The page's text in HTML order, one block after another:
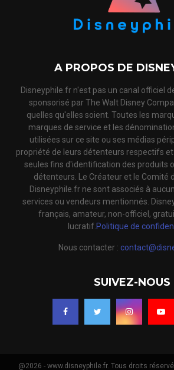
A PROPOS DE
Disneyphile.fr n'est pas un canal officiel
sponsorisé par The Walt Disney
quelles qu'elles soient. Toutes les
marques de service et les
utilisées sur ce site ou ses médias
propriété de leurs détenteurs respectifs
seules fins d'identification des produits
détenteurs. Le Créateur et le Comité
Disneyphile.fr ne sont associés à
services ou vendeurs mentionnés.
français, amateur, non-officiel,
lucratif.Politique de
Nous contacter :
SUIVEZ-NOUS
@2026 - www.disneyphile.fr. Tous droits